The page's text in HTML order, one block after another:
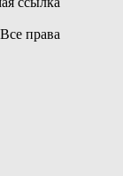
права